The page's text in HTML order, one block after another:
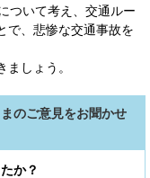
ついて考え、交通ルー
で、悲惨な交通事故を
しょう。
のご意見をお聞かせ
か？